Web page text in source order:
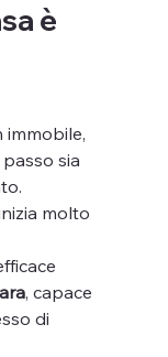
è
immobile,
sia
molto
, capace
di